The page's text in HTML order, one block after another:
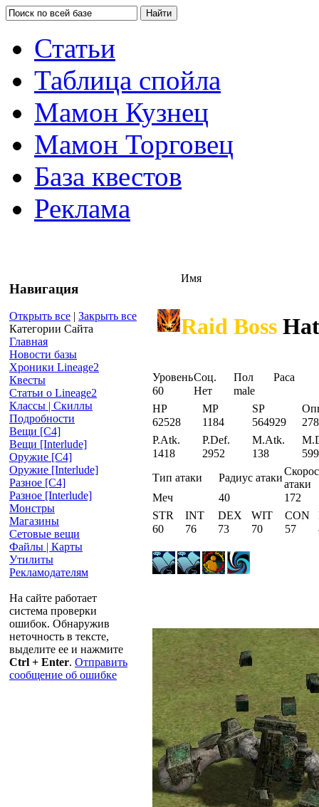
Статьи
Таблица спойла
Мамон Кузнец
Мамон Торговец
База квестов
Реклама
Навигация
Открыть все | Закрыть все
Категории Сайта
Главная
Новости базы
Хроники Lineage2
Квесты
Статьи о Lineage2
Классы | Скиллы
Подробности
Вещи [С4]
Вещи [Interlude]
Оружие [С4]
Оружие [Interlude]
Разное [C4]
Разное [Interlude]
Монстры
Магазины
Сетовые вещи
Файлы | Карты
Утилиты
Рекламодателям
На сайте работает
система проверки
ошибок. Обнаружив
неточность в тексте,
выделите ее и нажмите
Ctrl + Enter. Отправить
сообщение об ошибке
Имя
Raid Boss
УровеньСоц. Пол
Раса
60
Нет
male
HP
MP SP
62528
1184 564929
P.Atk.
P.Def. M.Atk.
1418
2952 138
599
Тип атаки
Радиус атаки
атаки
Меч
40
172
STR
INT DEX WIT CON
60
76 73 70 57